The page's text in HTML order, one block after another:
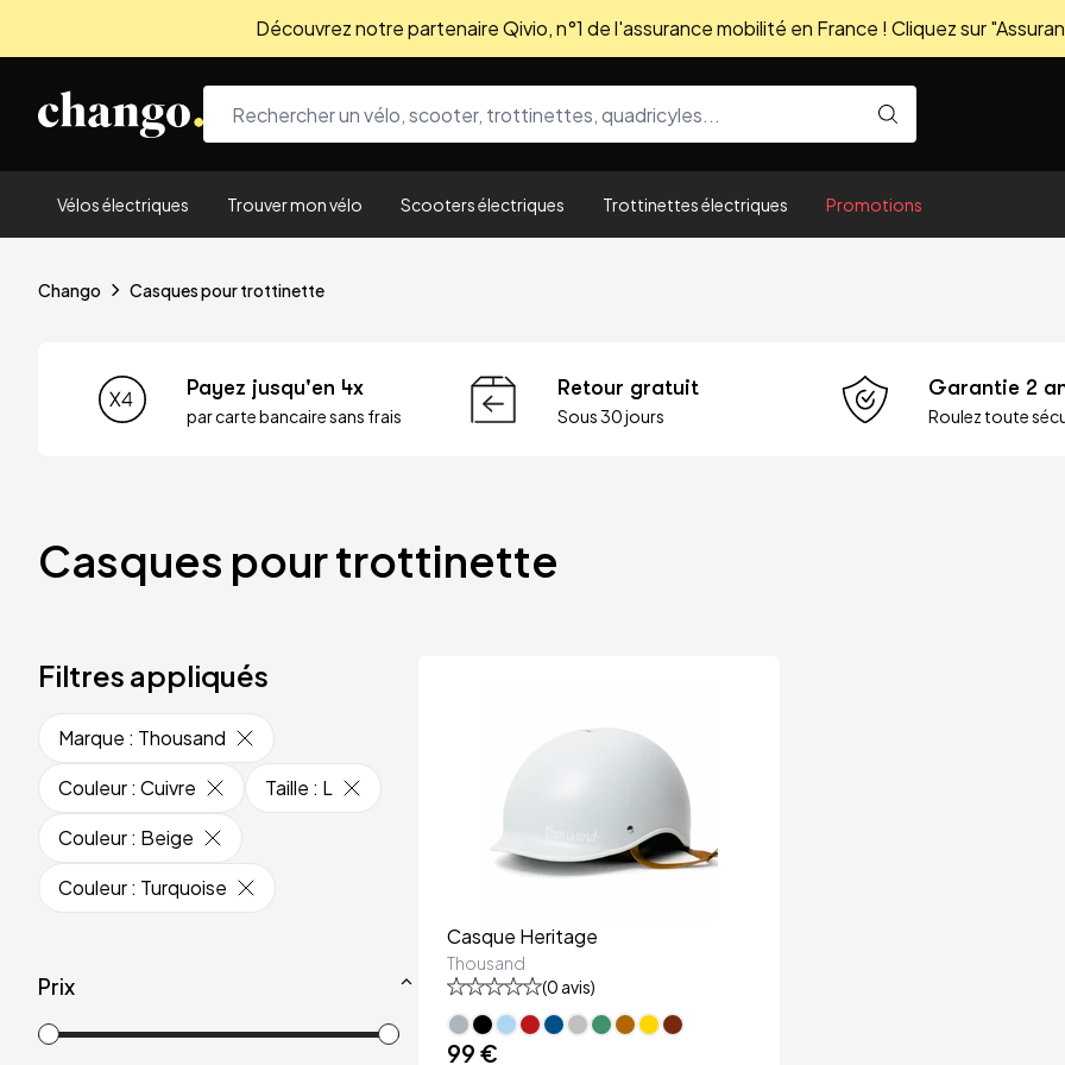
Découvrez notre partenaire Qivio, n°1 de l'assurance mobilité en France ! Cliquez sur
Vélos électriques Trouver mon vélo Scooters électriques Trottinettes électriques Promotions
Chango Casques pour trottinette
Payez jusqu'en 4x
par carte bancaire sans frais
Retour gratuit
Sous 30 jours
Garantie 2
Roulez toute
Casques pour trottinette
Filtres appliqués
Marque : Thousand
Couleur: Cuivre Taille : L
Couleur: Beige
Couleur: Turquoise
Prix
Casque Heritage
Thousand
(0 avis)
99 €